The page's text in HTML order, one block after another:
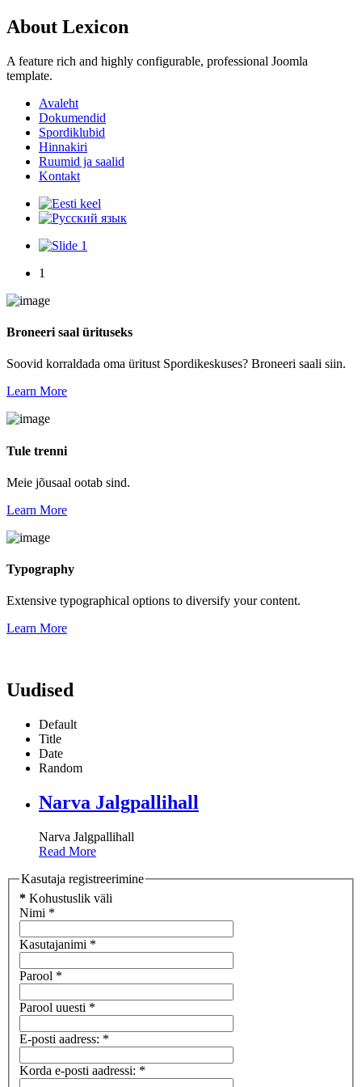
About Lexicon
A feature rich and highly configurable, professional Joomla
template.
Avaleht
Dokumendid
Spordiklubid
Hinnakiri
Ruumid ja saalid
Kontakt
1
Broneeri saal ürituseks
Soovid korraldada oma üritust Spordikeskuses? Broneeri saali siin.
Learn More
Tule trenni
Meie jõusaal ootab sind.
Learn More
Typography
Extensive typographical options to diversify your content.
Learn More
Uudised
Default
Title
Date
Random
Narva Jalgpallihall
Narva Jalgpallihall
Read More
Kasutaja registreerimine
* Kohustuslik väli
Nimi *
Kasutajanimi *
Parool *
Parool uuesti *
E-posti aadress: *
Korda e-posti aadressi: *